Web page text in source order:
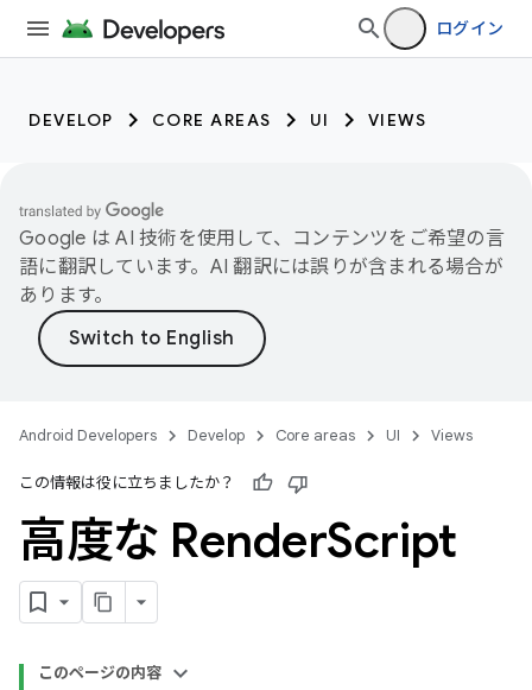
ログイン
DEVELOP CORE AREAS UI VIEWS
Google は AI 技術を使用して、コンテンツをご希望の言
語に翻訳しています。AI 翻訳には誤りが含まれる場合が
あります。
Android Developers Develop Core areas UI Views
この情報は役に立ちましたか？
高度な RenderScript
このページの内容